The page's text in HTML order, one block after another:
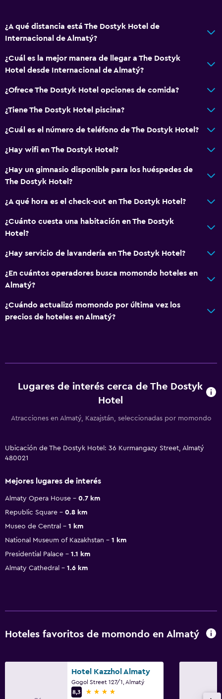
¿A qué distancia está The Dostyk Hotel de
Internacional de Almatý?
¿Cuál es la mejor manera de llegar a The Dostyk
Hotel desde Internacional de Almatý?
¿Ofrece The Dostyk Hotel opciones de comida?
¿Tiene The Dostyk Hotel piscina?
¿Cuál es el número de teléfono de The Dostyk Hotel?
¿Hay wifi en The Dostyk Hotel?
¿Hay un gimnasio disponible para los huéspedes de
The Dostyk Hotel?
¿A qué hora es el check-out en The Dostyk Hotel?
¿Cuánto cuesta una habitación en The Dostyk
Hotel?
¿Hay servicio de lavandería en The Dostyk Hotel?
¿En cuántos operadores busca momondo hoteles en
Almatý?
¿Cuándo actualizó momondo por última vez los
precios de hoteles en Almatý?
Lugares de interés cerca de The Dostyk
Hotel
Atracciones en Almatý, Kazajstán, seleccionadas por momondo
Ubicación de The Dostyk Hotel: 36 Kurmangazy Street, Almatý
480021
Mejores lugares de interés
Almaty Opera House
0.7 km
Republic Square
0.8 km
Museo de Central
1 km
National Museum of Kazakhstan
1 km
Presidential Palace
1.1 km
Almaty Cathedral
1.6 km
Hoteles favoritos de momondo en Almatý
Hotel Kazzhol Almaty
Gogol Street 127/1, Almatý
8,3
4 estrellas